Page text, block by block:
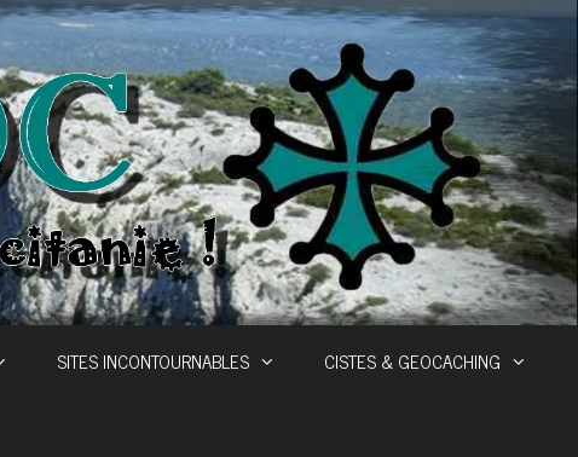
SITES INCONTOURNABLES CISTES & GEOCACHING